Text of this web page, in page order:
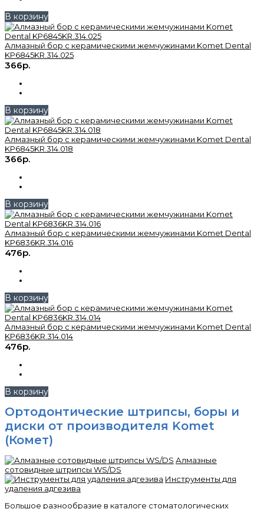
В корзину
Алмазный бор с керамическими жемчужинами Komet Dental
KP6845KR.314.025
366р.
В корзину
Алмазный бор с керамическими жемчужинами Komet Dental
KP6845KR.314.018
366р.
В корзину
Алмазный бор с керамическими жемчужинами Komet Dental
KP6836KR.314.016
476р.
В корзину
Алмазный бор с керамическими жемчужинами Komet Dental
KP6836KR.314.014
476р.
В корзину
Ортодонтические штрипсы, боры и
диски от производителя Komet
(Комет)
Алмазные
сотовидные штрипсы WS/DS
Инструменты для
удаления адгезива
Большое разнообразие в каталоге стоматологических